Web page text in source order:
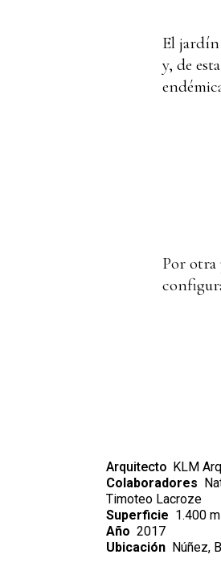
El jardín
y, de
Por otra
Arquitecto KLM
Colaboradores
Timoteo Lacroze
Superficie 1.400
Año 2017
Ubicación Núñez,